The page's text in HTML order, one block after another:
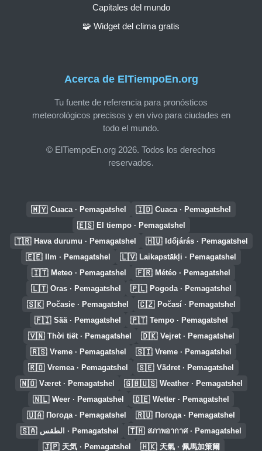
Acerca de ElTiempoEn.org
Tu fuente de referencia para pronósticos
meteorológicos precisos y en vivo para ciudades en
todo el mundo.
© ElTiempoEn.org 2026. Todos los derechos
reservados.
Capitales del mundo
🧩 Widget del clima gratis
🇲🇾 Cuaca · Pemagatshel 🇮🇩 Cuaca · Pemagatshel
🇪🇸 El tiempo · Pemagatshel
🇹🇷 Hava durumu · Pemagatshel 🇭🇺 Időjárás · Pemagatshel
🇪🇪 Ilm · Pemagatshel 🇱🇻 Laikapstākļi · Pemagatshel
🇮🇹 Meteo · Pemagatshel 🇫🇷 Météo · Pemagatshel
🇱🇹 Oras · Pemagatshel 🇵🇱 Pogoda · Pemagatshel
🇸🇰 Počasie · Pemagatshel 🇨🇿 Počasí · Pemagatshel
🇫🇮 Sää · Pemagatshel 🇵🇹 Tempo · Pemagatshel
🇻🇳 Thời tiết · Pemagatshel 🇩🇰 Vejret · Pemagatshel
🇷🇸 Vreme · Pemagatshel 🇸🇮 Vreme · Pemagatshel
🇷🇴 Vremea · Pemagatshel 🇸🇪 Vädret · Pemagatshel
🇳🇴 Været · Pemagatshel 🇬🇧🇺🇸 Weather · Pemagatshel
🇳🇱 Weer · Pemagatshel 🇩🇪 Wetter · Pemagatshel
🇺🇦 Погода · Pemagatshel 🇷🇺 Погода · Pemagatshel
🇸🇦 الطقس · Pemagatshel 🇹🇭 สภาพอากาศ · Pemagatshel
🇯🇵 天気 · Pemagatshel 🇭🇰 天氣 · 佩馬加策爾